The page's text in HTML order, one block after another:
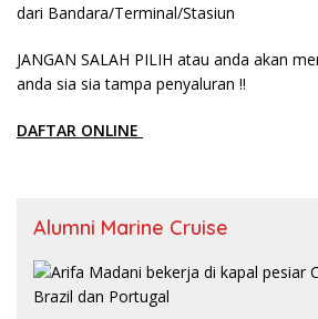
dari Bandara/Terminal/Stasiun
JANGAN SALAH PILIH atau anda akan
anda sia sia tampa penyaluran !!
DAFTAR ONLINE
Alumni Marine Cruise